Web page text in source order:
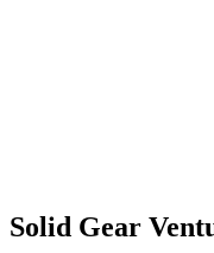
Solid Gear